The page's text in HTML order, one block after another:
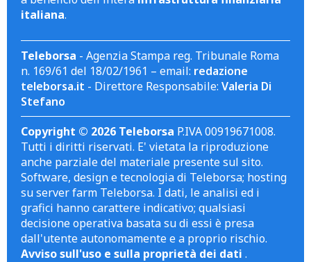
italiana.
Teleborsa - Agenzia Stampa reg. Tribunale Roma
n. 169/61 del 18/02/1961 – email: redazione
teleborsa.it - Direttore Responsabile: Valeria Di
Stefano
Copyright © 2026 Teleborsa P.IVA 00919671008.
Tutti i diritti riservati. E' vietata la riproduzione
anche parziale del materiale presente sul sito.
Software, design e tecnologia di Teleborsa; hosting
su server farm Teleborsa. I dati, le analisi ed i
grafici hanno carattere indicativo; qualsiasi
decisione operativa basata su di essi è presa
dall'utente autonomamente e a proprio rischio.
Avviso sull'uso e sulla proprietà dei dati .